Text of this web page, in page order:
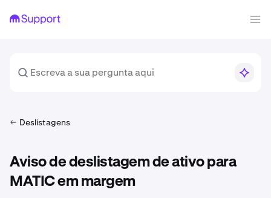
Deslistagens
Aviso de deslistagem de ativo para
MATIC em margem